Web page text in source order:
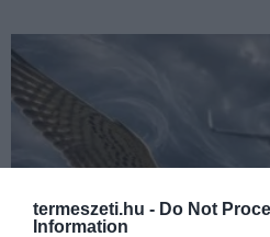
termeszeti.hu - Do Not
Information